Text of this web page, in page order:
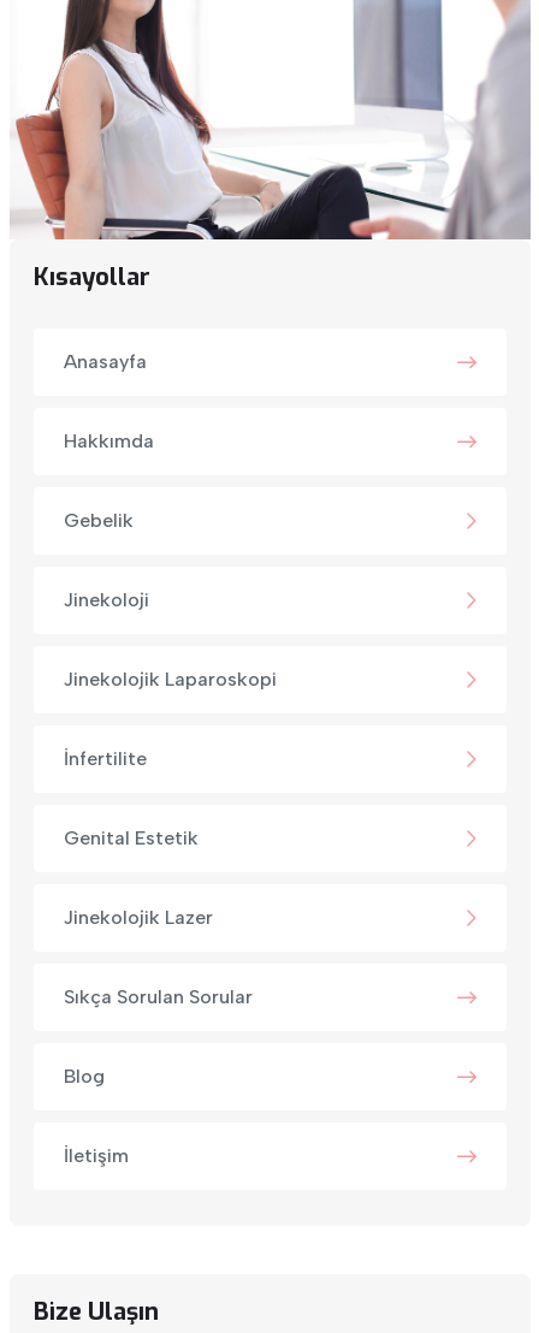
Kısayollar
Anasayfa
Hakkımda
Gebelik
Jinekoloji
Jinekolojik Laparoskopi
İnfertilite
Genital Estetik
Jinekolojik Lazer
Sıkça Sorulan Sorular
Blog
İletişim
Bize Ulaşın